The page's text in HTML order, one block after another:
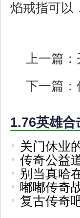
焰戒指可以
上一篇：
下一篇：
1.76英雄合
关门休业
传奇公益
别当真哈
嘟嘟传奇
复古传奇